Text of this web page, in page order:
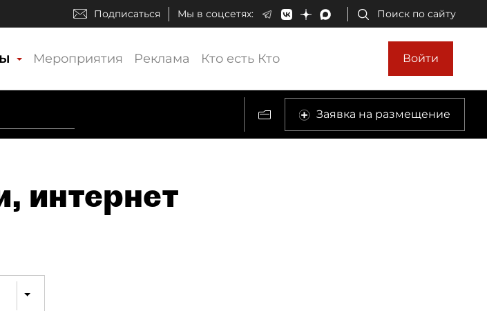
Подписаться Мы в соцсетях: Поиск по сайту
Мероприятия Реклама Кто есть Кто Войти
Заявка на размещение
интернет